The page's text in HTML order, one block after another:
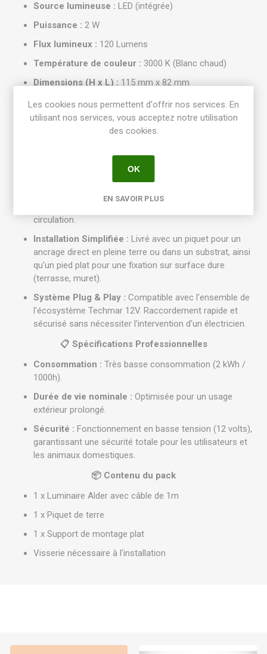
Source lumineuse : LED (intégrée)
Puissance : 2 W
Flux lumineux : 120 Lumens
Température de couleur : 3000 K (Blanc chaud)
Dimensions (H x L) : 115 mm x 82 mm
Indice de protection :IP44 (protection contre les
projections d'eau)
Classe énergétique :A+
1 mètre de câble SPT-1 avec connecteur à vis
🌿 Usage et Installation
Idéal pour l'éclairage directionnel de
circulation.
Installation Simplifiée : Livré avec un piquet pour un
ancrage direct en pleine terre ou dans un substrat, ainsi
qu'un pied plat pour une fixation sur surface dure
(terrasse, muret).
Système Plug & Play : Compatible avec l'ensemble de
l'écosystème Techmar 12V. Raccordement rapide et
sécurisé sans nécessiter l'intervention d'un électricien.
📋 Spécifications Professionnelles
Consommation : Très basse consommation (2 kWh /
1000h).
Durée de vie nominale : Optimisée pour un usage
extérieur prolongé.
Sécurité : Fonctionnement en basse tension (12 volts),
garantissant une sécurité totale pour les utilisateurs et
les animaux domestiques.
📦 Contenu du pack
1 x Luminaire Alder avec câble de 1m
1 x Piquet de terre
1 x Support de montage plat
Visserie nécessaire à l'installation
Les cookies nous permettent d'offrir nos services. En
utilisant nos services, vous acceptez notre utilisation
des cookies.
OK
EN SAVOIR PLUS